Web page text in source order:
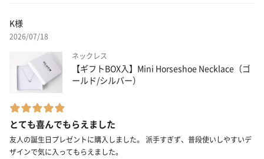
K様
2026/07/18
ネックレス
【ギフトBOX入】Mini Horseshoe Necklace（ゴ
ールド/シルバー）
とても喜んでもらえました
友人の誕生日プレゼントに購入しました。 派手すぎず、普段使いしやすいデ
ザインで気に入ってもらえました。